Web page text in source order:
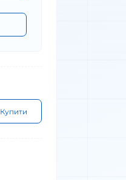
Купити